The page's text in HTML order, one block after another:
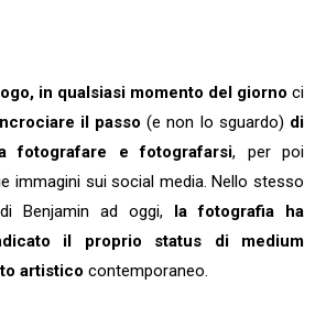
in qualsiasi momento del giorno ci
il passo (e non lo sguardo) di
fotografare e fotografarsi, per poi
immagini sui social media. Nello stesso
Benjamin ad oggi, la fotografia ha
il proprio status di medium
artistico contemporaneo.